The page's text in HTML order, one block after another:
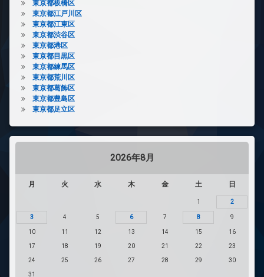
東京都板橋区
東京都江戸川区
東京都江東区
東京都渋谷区
東京都港区
東京都目黒区
東京都練馬区
東京都荒川区
東京都葛飾区
東京都豊島区
東京都足立区
2026年8月
月 火 水 木 金 土 日
1 2
3 4 5 6 7 8 9
10 11 12 13 14 15 16
17 18 19 20 21 22 23
24 25 26 27 28 29 30
31